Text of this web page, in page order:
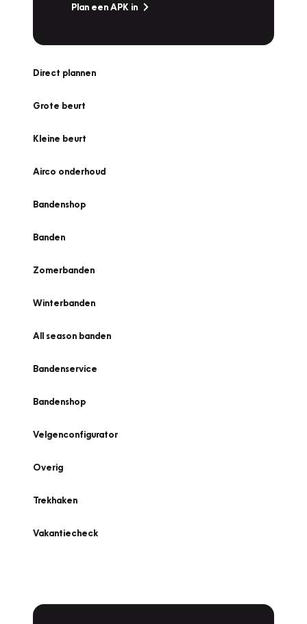
Plan een APK in
Direct plannen
Grote beurt
Kleine beurt
Airco onderhoud
Bandenshop
Banden
Zomerbanden
Winterbanden
All season banden
Bandenservice
Bandenshop
Velgenconfigurator
Overig
Trekhaken
Vakantiecheck